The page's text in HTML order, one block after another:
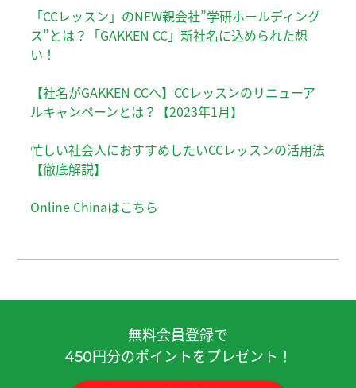
「CCレッスン」のNEW親会社”学研ホールディング
ス”とは？「GAKKEN CC」新社名に込められた想
い！
【社名がGAKKEN CCへ】CCレッスンのリニューア
ルキャンペーンとは？【2023年1月】
忙しい社会人におすすめしたいCCレッスンの活用法
【徹底解説】
Online Chinaはこちら
無料会員登録で
450円分のポイントをプレゼント！